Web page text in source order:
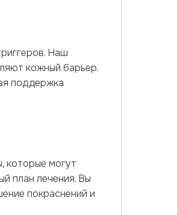
Наш
кожный барьер.
поддержка
которые могут
план лечения. Вы
покраснений и